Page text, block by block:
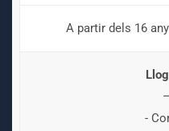
A partir dels 16
-